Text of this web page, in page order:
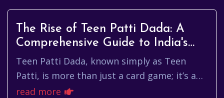
The Rise of Teen Patti Dada: A
Comprehensive Guide to India's
Favorite Card Game
Teen Patti Dada, known simply as Teen
Patti, is more than just a card game; it’s a
vibrant cultural experience, especially
read more